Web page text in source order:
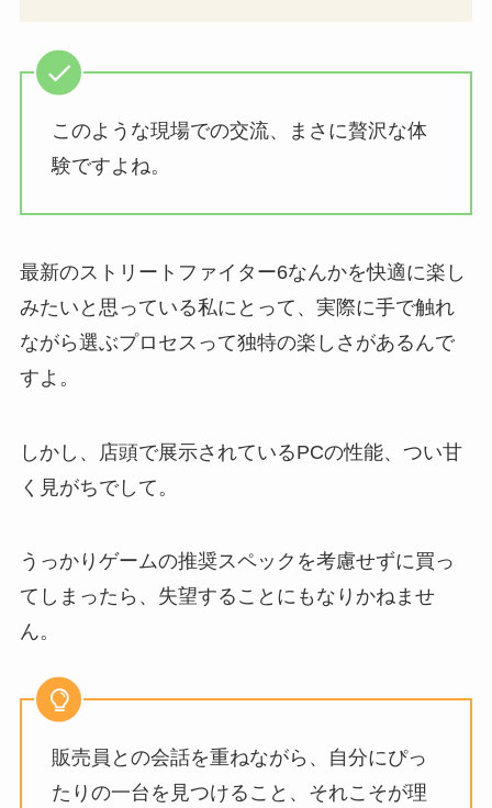
このような現場での交流、まさに贅沢な体
験ですよね。
最新のストリートファイター6なんかを快適に楽し
みたいと思っている私にとって、実際に手で触れ
ながら選ぶプロセスって独特の楽しさがあるんで
すよ。
しかし、店頭で展示されているPCの性能、つい甘
く見がちでして。
うっかりゲームの推奨スペックを考慮せずに買っ
てしまったら、失望することにもなりかねませ
ん。
販売員との会話を重ねながら、自分にぴっ
たりの一台を見つけること、それこそが理